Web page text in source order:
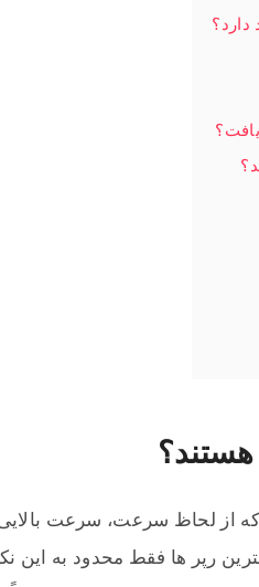
که از لحاظ سرعت، سرعت
رپر ها فقط محدود به این